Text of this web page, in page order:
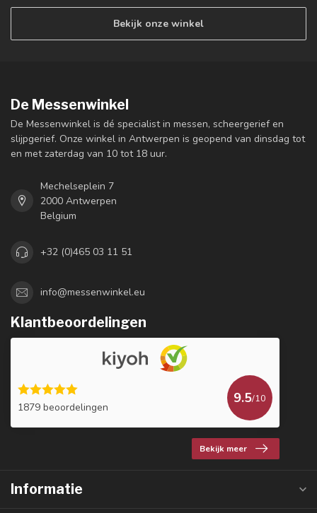
Bekijk onze winkel
De Messenwinkel
De Messenwinkel is dé specialist in messen, scheergerief en
slijpgerief. Onze winkel in Antwerpen is geopend van dinsdag tot
en met zaterdag van 10 tot 18 uur.
Mechelseplein 7
2000 Antwerpen
Belgium
+32 (0)465 03 11 51
info@messenwinkel.eu
Klantbeoordelingen
1879 beoordelingen
9.5/10
Bekijk meer
Informatie